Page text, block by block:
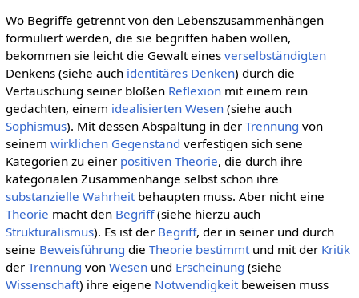
Wo Begriffe getrennt von den Lebenszusammenhängen
formuliert werden, die sie begriffen haben wollen,
bekommen sie leicht die Gewalt eines verselbständigten
Denkens (siehe auch identitäres Denken) durch die
Vertauschung seiner bloßen Reflexionmit einem rein
gedachten, einem idealisierten Wesen(siehe auch
Sophismus). Mit dessen Abspaltung in der Trennung von
seinem wirklichen Gegenstand verfestigen sich sene
Kategorien zu einer positiven Theorie, die durch ihre
kategorialen Zusammenhänge selbst schon ihre
substanzielle Wahrheitbehaupten muss. Aber nicht eine
Theorie macht den Begriff(siehe hierzu auch
Strukturalismus). Es ist der Begriff, der in seiner und durch
seine Beweisführung die Theorie bestimmtund mit der Kritik
der Trennung von Wesenund Erscheinung (siehe
Wissenschaft) ihre eigene Notwendigkeitbeweisen muss